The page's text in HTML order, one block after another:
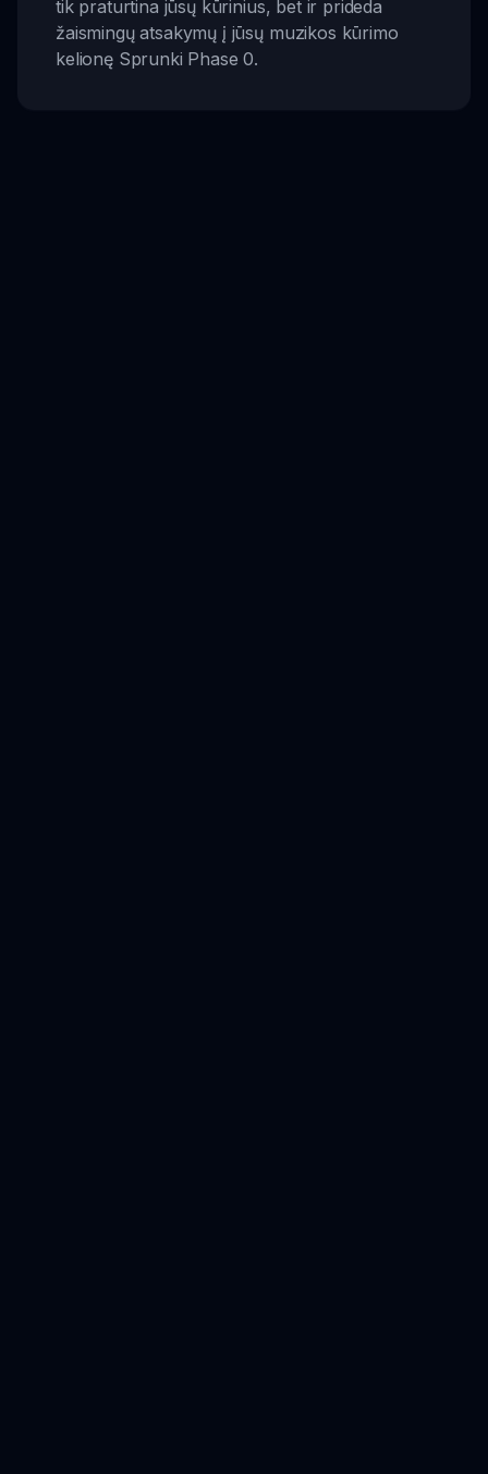
tik praturtina jūsų kūrinius, bet ir prideda
žaismingų atsakymų į jūsų muzikos kūrimo
kelionę Sprunki Phase 0.